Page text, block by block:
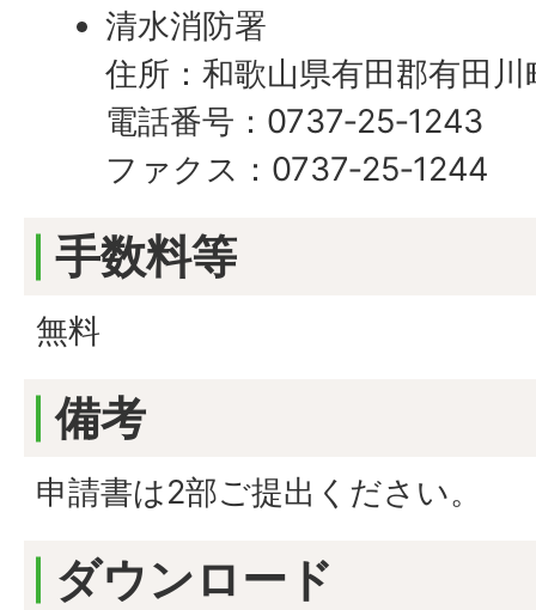
清水消防署
住所：和歌山県有田郡有田
電話番号：0737‐25‐1243
ファクス：0737‐25‐1244
手数料等
無料
備考
申請書は2部ご提出ください。
ダウンロード